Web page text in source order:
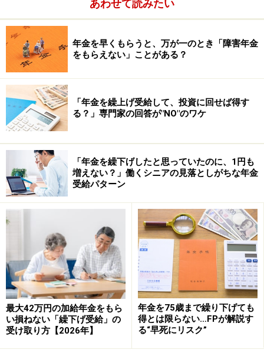
体は長期運用を前提にしているため、短期間で解約する
場合は、高い手数料がかかってくるのが一般的です。
以上のように長期運用を目的として、収益を元本に繰り
入れながら効率よく運用しようとする場合には、変額年
金保険の方が投資信託より適しているようです。ただ
し、変額年金保険を販売している保険会社により、特別
勘定で運用を担当する投資信託運用会社やその数に違い
があります。世界中の有名な運用会社に、それぞれの得
意分野の投資信託を運用させる会社もあれば、自社内の
運用部門が運用する場合もあります。
長い付き合いになるわけですから,変額年金保険の購入を
考える場合は、これらも考慮してじっくりと選んでくだ
◆関連リンク
あなたの年金額をシミュレーション
あなたのギモンに回答！「国民年金基金」をもっと詳し
く
あわせて読みたい
年金を早くもらうと、万が一のとき「障害年金
をもらえない」ことがある？
「年金を繰上げ受給して、投資に回せば得す
る？」専門家の回答が"NO"のワケ
「年金を繰下げしたと思っていたのに、1円も
増えない？」働くシニアの見落としがちな年金
受給パターン
最大42万円の加給年金をもら
い損ねない「繰下げ受給」の
受け取り方【2026年】
年金を75歳まで繰り下げても
得とは限らない…FPが解説す
る“早死にリスク”